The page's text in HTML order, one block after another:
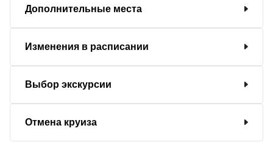
Дополнительные места
Изменения в расписании
Выбор экскурсии
Отмена круиза